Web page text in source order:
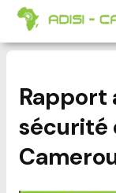
Rapport
sécurité